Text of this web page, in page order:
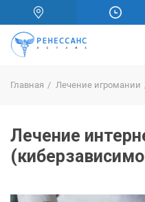
Главная Лечение игромании
Лечение